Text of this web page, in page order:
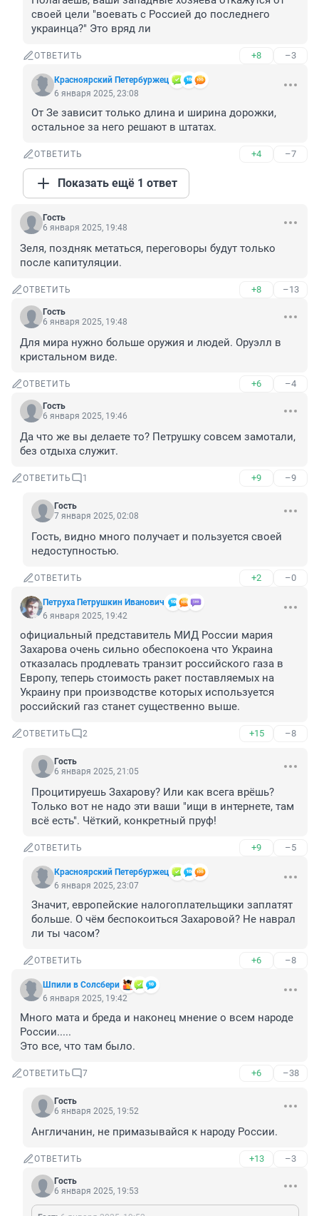
своей цели "воевать с Россией до последнего
украинца?" Это вряд ли
ОТВЕТИТЬ +8 –3
Красноярский Петербуржец
6 января 2025, 23:08
От Зе зависит только длина и ширина дорожки,
остальное за него решают в штатах.
ОТВЕТИТЬ +4 –7
Показать ещё 1 ответ
Гость
6 января 2025, 19:48
Зеля, поздняк метаться, переговоры будут только
после капитуляции.
ОТВЕТИТЬ +8 –13
Гость
6 января 2025, 19:48
Для мира нужно больше оружия и людей. Оруэлл в
кристальном виде.
ОТВЕТИТЬ +6 –4
Гость
6 января 2025, 19:46
Да что же вы делаете то? Петрушку совсем замотали,
без отдыха служит.
ОТВЕТИТЬ 1 +9 –9
Гость
7 января 2025, 02:08
Гость, видно много получает и пользуется своей
недоступностью.
ОТВЕТИТЬ +2 –0
Петруха Петрушкин Иванович
6 января 2025, 19:42
официальный представитель МИД России мария
Захарова очень сильно обеспокоена что Украина
отказалась продлевать транзит российского газа в
Европу, теперь стоимость ракет поставляемых на
Украину при производстве которых используется
российский газ станет существенно выше.
ОТВЕТИТЬ 2 +15 –8
Гость
6 января 2025, 21:05
Процитируешь Захарову? Или как всега врёшь?
Только вот не надо эти ваши "ищи в интернете, там
всё есть". Чёткий, конкретный пруф!
ОТВЕТИТЬ +9 –5
Красноярский Петербуржец
6 января 2025, 23:07
Значит, европейские налогоплательщики заплатят
больше. О чём беспокоиться Захаровой? Не наврал
ли ты часом?
ОТВЕТИТЬ +6 –8
Шпили в Солсбери
6 января 2025, 19:42
Много мата и бреда и наконец мнение о всем народе
России.....
Это все, что там было.
ОТВЕТИТЬ 7 +6 –38
Гость
6 января 2025, 19:52
Англичанин, не примазывайся к народу России.
ОТВЕТИТЬ +13 –3
Гость
6 января 2025, 19:53